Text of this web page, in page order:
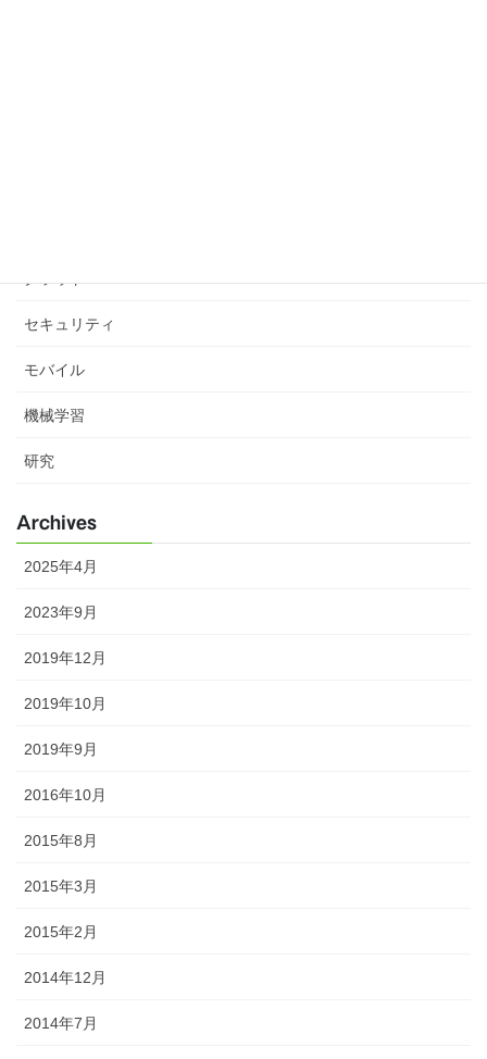
クラウド
セキュリティ
モバイル
機械学習
研究
Archives
2025年4月
2023年9月
2019年12月
2019年10月
2019年9月
2016年10月
2015年8月
2015年3月
2015年2月
2014年12月
2014年7月